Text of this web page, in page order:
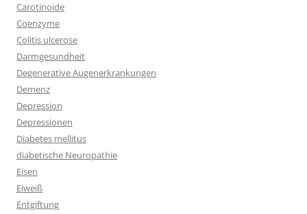
Carotinoide
Coenzyme
Colitis ulcerose
Darmgesundheit
Degenerative Augenerkrankungen
Demenz
Depression
Depressionen
Diabetes mellitus
diabetische Neuropathie
Eisen
Eiweiß
Entgiftung